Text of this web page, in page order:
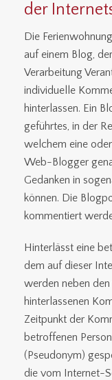
der
Die
auf einem Blog,
Verarbeitung
individuelle
hinterlassen. Ein
geführtes, in der
welchem eine
Web-Blogger
Gedanken in
können. Die
kommentiert
Hinterlässt eine
dem auf dieser
werden neben
hinterlassenen
Zeitpunkt der
betroffenen
(Pseudonym)
die vom Internet-